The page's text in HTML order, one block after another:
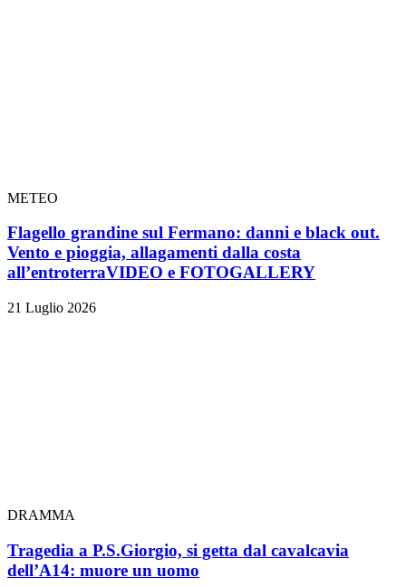
METEO
Flagello grandine sul Fermano: danni e black out.
Vento e pioggia, allagamenti dalla costa
all’entroterraVIDEO e FOTOGALLERY
21 Luglio 2026
DRAMMA
Tragedia a P.S.Giorgio, si getta dal cavalcavia
dell’A14: muore un uomo